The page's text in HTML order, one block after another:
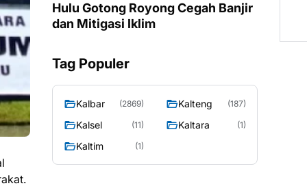
Hulu Gotong Royong Cegah Banjir
dan Mitigasi Iklim
Tag Populer
Kalbar (2869) Kalteng (187)
Kalsel (11) Kaltara (1)
Kaltim (1)